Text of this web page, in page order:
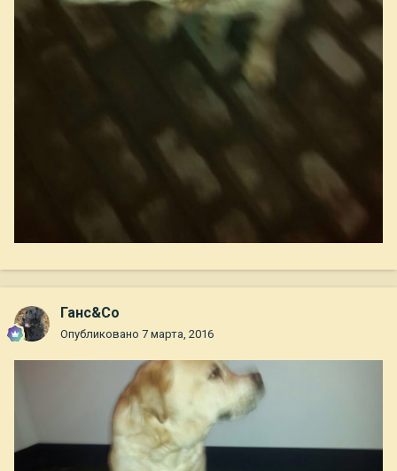
Ганс&Co
Опубликовано 7 марта, 2016